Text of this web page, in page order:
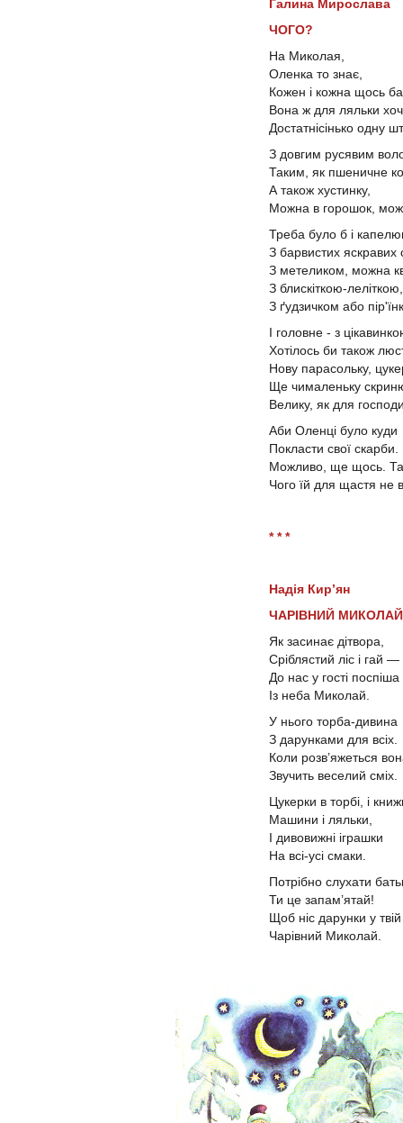
Галина Мирослава
ЧОГО?
На Миколая,
Оленка то знає,
Кожен і кожна щось
Вона ж для ляльки
Достатнісінько одну
З довгим русявим
Таким, як пшеничне
А також хустинку,
Можна в горошок,
Треба було б і
З барвистих яскравих
З метеликом, можна
З блискіткою-леліткою,
З ґудзичком або
І головне - з
Хотілось би також
Нову парасольку,
Ще чималеньку
Велику, як для
Аби Оленці було куди
Покласти свої скарби.
Можливо, ще щось. Та
Чого їй для щастя не
* * *
Надія Кир’ян
ЧАРІВНИЙ МИКОЛАЙ
Як засинає дітвора,
Сріблястий ліс і гай —
До нас у гості поспіша
Із неба Миколай.
У нього торба-дивина
З дарунками для всіх.
Коли розв’яжеться
Звучить веселий сміх.
Цукерки в торбі, і
Машини і ляльки,
І дивовижні іграшки
На всі-усі смаки.
Потрібно слухати
Ти це запам’ятай!
Щоб ніс дарунки у
Чарівний Миколай.